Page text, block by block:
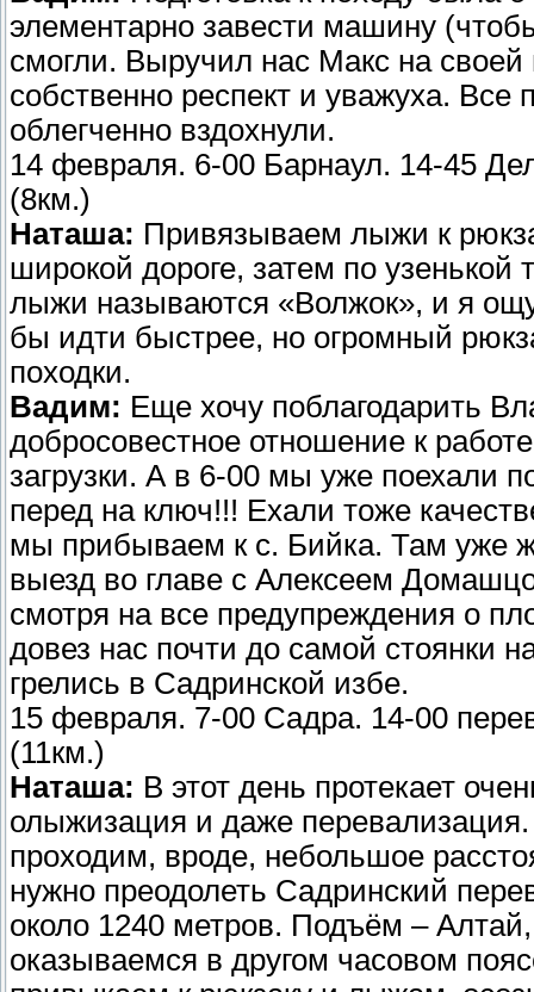
элементарно завести машину
смогли. Выручил нас Макс на
собственно респект и уважуха.
облегченно вздохнули.
14 февраля. 6-00 Барнаул. 14-45
(8км.)
Наташа: Привязываем лыжи к
широкой дороге, затем по
лыжи называются «Волжок», и я
бы идти быстрее, но огромный
походки.
Вадим: Еще хочу поблагодарить
добросовестное отношение к
загрузки. А в 6-00 мы уже поехали
перед на ключ!!! Ехали тоже
мы прибываем к с. Бийка. Там уже
выезд во главе с Алексеем
смотря на все предупреждения о
довез нас почти до самой стоянки
грелись в Садринской избе.
15 февраля. 7-00 Садра. 14-00
(11км.)
Наташа: В этот день протекает
олыжизация и даже
проходим, вроде, небольшое
нужно преодолеть Садринский
около 1240 метров. Подъём –
оказываемся в другом часовом